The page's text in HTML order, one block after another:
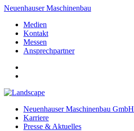
Neuenhauser Maschinenbau
Medien
Kontakt
Messen
Ansprechpartner
Neuenhauser Maschinenbau GmbH
Karriere
Presse & Aktuelles